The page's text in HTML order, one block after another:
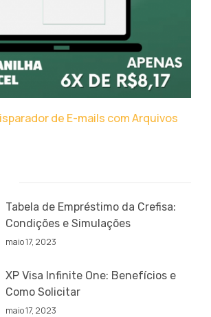
de E-mails com Arquivos
Tabela de Empréstimo da Crefisa:
Condições e Simulações
maio 17, 2023
XP Visa Infinite One: Benefícios e
Como Solicitar
maio 17, 2023